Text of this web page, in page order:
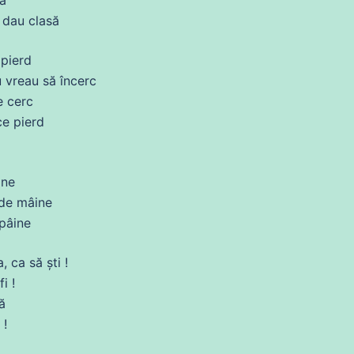
dau clasă
să încerc
cerc
pierd
mâine
ca să ști !
fi !